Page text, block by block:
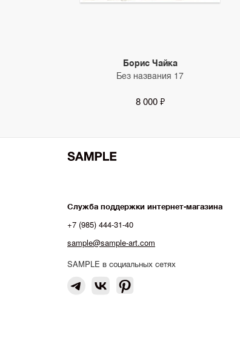
Борис Чайка
Без названия 17
8 000 ₽
Служба поддержки интернет-магазина
+7 (985) 444-31-40
sample@sample-art.com
SAMPLE в социальных сетях